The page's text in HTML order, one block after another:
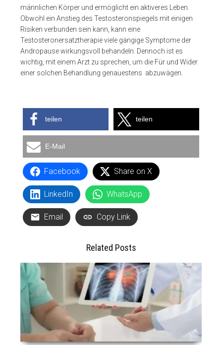
männlichen Körper und ermöglicht ein aktiveres Leben.
Obwohl ein Anstieg des Testosteronspiegels mit einigen
Risiken verbunden sein kann, kann eine
Testosteronersatztherapie viele gängige Symptome der
Andropause wirkungsvoll behandeln. Dennoch ist es
wichtig, mit einem Arzt zu sprechen, um die Für und Wider
einer solchen Behandlung genauestens abzuwägen.
teilen teilen
E-Mail
Facebook Share on X
LinkedIn WhatsApp
Email Copy Link
Related Posts